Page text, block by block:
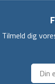
Tilmeld dig